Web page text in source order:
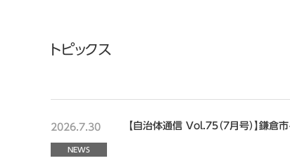
トピックス
2026.7.30
NEWS
【自治体通信 Vol.75（7月号）】鎌